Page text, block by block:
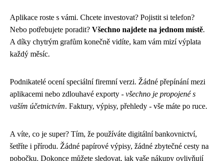
Aplikace roste s vámi. Chcete investovat? Pojistit si telefon?
Nebo potřebujete poradit? Všechno najdete na jednom místě.
A díky chytrým grafům konečně vidíte, kam vám mizí výplata
každý měsíc.
Podnikatelé ocení speciální firemní verzi. Žádné přepínání mezi
aplikacemi nebo zdlouhavé exporty - všechno je propojené s
vaším účetnictvím. Faktury, výpisy, přehledy - vše máte po ruce.
A víte, co je super? Tím, že používáte digitální bankovnictví,
šetříte i přírodu. Žádné papírové výpisy, žádné zbytečné cesty na
pobočku. Dokonce můžete sledovat, jak vaše nákupy ovlivňují